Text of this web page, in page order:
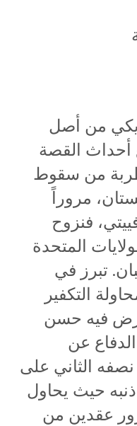
من أصل
أحداث القصة
من سقوط
مروراً
فنزوح
المتحدة
تبرز في
التكفير
فيه حسن
عن
الثاني على
ذنبه حيث يحاول
عقدين من